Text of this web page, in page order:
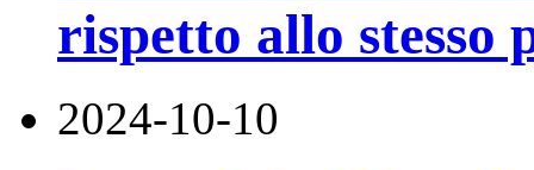
rispetto allo stesso
2024-10-10